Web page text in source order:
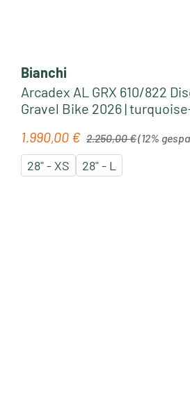
Bianchi
Arcadex AL GRX 610/822
Gravel Bike 2026 |
Verkaufspreis:
1.990,00 € 2.250,00 €(12%
28" - XS 28" - L